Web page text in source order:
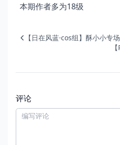
本期作者多为18级
【日在风蓝·cos组】酥小小专场
评论